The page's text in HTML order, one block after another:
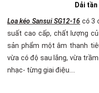
Dải
Loa kéo Sansui SG12-16 có 3
suất cao cấp, chất lượng
sản phẩm một âm thanh
vừa có độ sau lắng, vừa
nhạc- từng giai điệu….